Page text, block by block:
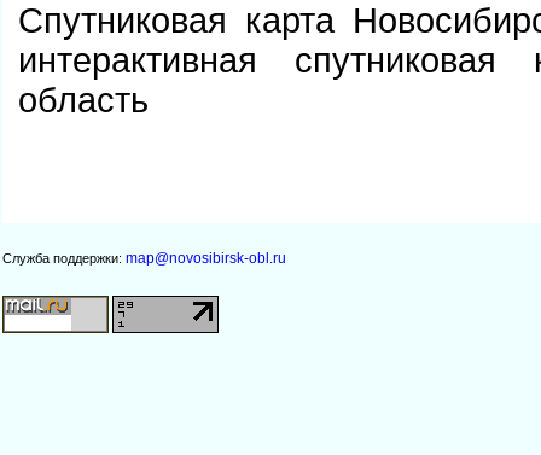
Спутниковая карта
интерактивная
область
Служба поддержки: map@novosibirsk-obl.ru